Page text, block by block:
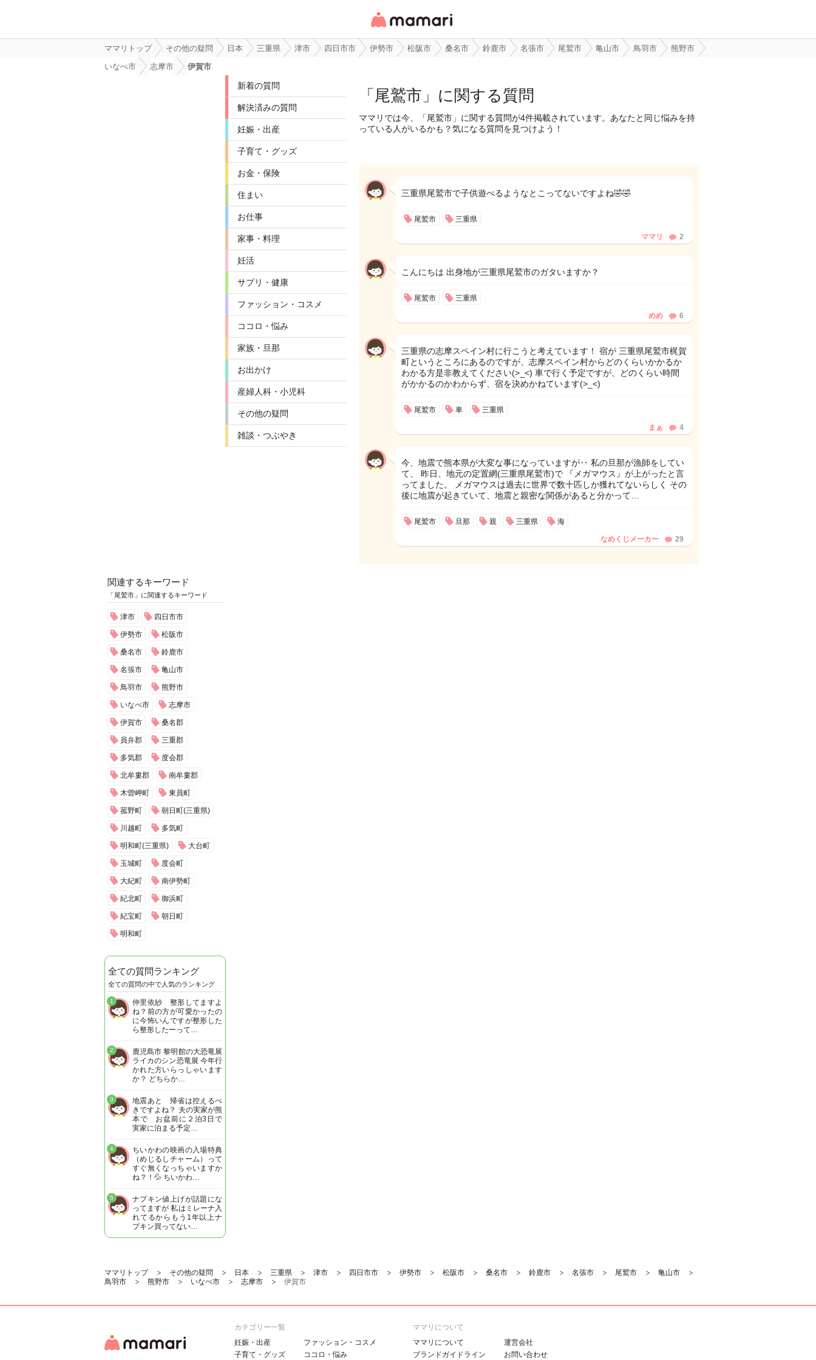
リ・情報サイト
ママリトップ その他の疑問 日本 三重県 津市 四日市市 伊勢市 松阪市 桑名市 鈴鹿市 名張市 尾鷲市 亀山市 鳥羽市
熊野市
いなべ市
志摩市 伊賀市
新着の質問
解決済みの質問
妊娠・出産
子育て・グッズ
お金・保険
住まい
お仕事
家事・料理
妊活
サプリ・健康
ファッション・コスメ
ココロ・悩み
家族・旦那
お出かけ
産婦人科・小児科
その他の疑問
雑談・つぶやき
「尾鷲市」に関する質問
ママリでは今、「尾鷲市」に関する質問が4件掲載されています。あなたと同じ悩みを持
っている人がいるかも？気になる質問を見つけよう！
三重県尾鷲市で子供遊べるようなとこってないですよね🤣🤣
尾鷲市 三重県
ママリ 2
こんにちは 出身地が三重県尾鷲市のガタいますか？
尾鷲市 三重県
めめ 6
三重県の志摩スペイン村に行こうと考えています！ 宿が 三重県尾鷲市梶賀
町というところにあるのですが、志摩スペイン村からどのくらいかかるか
わかる方是非教えてください(>_<) 車で行く予定ですが、どのくらい時間
がかかるのかわからず、宿を決めかねています(>_<)
尾鷲市 車 三重県
まぁ 4
今、地震で熊本県が大変な事になっていますが‥ 私の旦那が漁師をしてい
て、 昨日、地元の定置網(三重県尾鷲市)で 『メガマウス』が上がったと言
ってました。 メガマウスは過去に世界で数十匹しか獲れてないらしく その
後に地震が起きていて、地震と親密な関係があると分かって…
尾鷲市 旦那 親 三重県 海
なめくじメーカー 29
関連するキーワード
「尾鷲市」に関連するキーワード
津市 四日市市
伊勢市 松阪市
桑名市 鈴鹿市
名張市 亀山市
鳥羽市 熊野市
いなべ市 志摩市
伊賀市 桑名郡
員弁郡 三重郡
多気郡 度会郡
北牟婁郡 南牟婁郡
木曽岬町 東員町
菰野町 朝日町(三重県)
川越町 多気町
明和町(三重県) 大台町
玉城町 度会町
大紀町 南伊勢町
紀北町 御浜町
紀宝町 朝日町
明和町
全ての質問ランキング
全ての質問の中で人気のランキング
仲里依紗 整形してますよ
ね？前の方が可愛かったの
に今怖いんですが整形した
ら整形したーって…
1
鹿児島市 黎明館の大恐竜展
ライカのシン恐竜展 今年行
かれた方いらっしゃいます
か？ どちらか…
2
地震あと 帰省は控えるべ
きですよね？ 夫の実家が熊
本で お盆前に２泊3日で
実家に泊まる予定…
3
ちいかわの映画の入場特典
（めじるしチャーム）って
すぐ無くなっちゃいますか
ね？！💦 ちいかわ…
4
ナプキン値上げが話題にな
ってますが 私はミレーナ入
れてるからもう1年以上ナ
プキン買ってない…
5
ママリトップ その他の疑問 日本 三重県 津市 四日市市 伊勢市 松阪市 桑名市 鈴鹿市 名張市 尾鷲市
亀山市
鳥羽市
熊野市 いなべ市 志摩市 伊賀市
カテゴリー一覧
妊娠・出産
子育て・グッズ
ファッション・コスメ
ココロ・悩み
ママリについて
ママリについて
ブランドガイドライン
運営会社
お問い合わせ